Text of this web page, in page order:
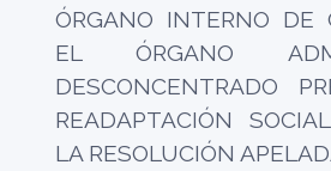
ÓRGANO INTERNO DE
EL ÓRGANO
DESCONCENTRADO
READAPTACIÓN
LA RESOLUCIÓN